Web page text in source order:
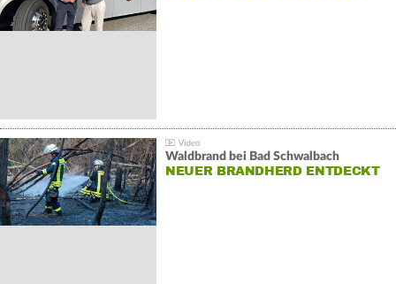
Waldbrand bei Bad Schwalbach
NEUER BRANDHERD ENTDECKT